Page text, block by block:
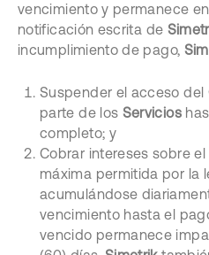
vencimiento y permanece
notificación escrita de
incumplimiento de pago,
Suspender el acceso del
parte de los Servicios
completo; y
Cobrar intereses sobre
máxima permitida por la
acumulándose
vencimiento hasta el
vencido permanece